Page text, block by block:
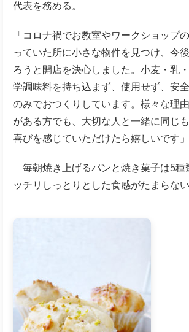
代表を務める。
「コロナ禍でお教室やワークショップ
っていた所に小さな物件を見つけ、今
ろうと開店を決心しました。小麦・乳
学調味料を持ち込まず、使用せず、安
のみでおつくりしています。様々な理
がある方でも、大切な人と一緒に同じ
喜びを感じていただけたら嬉しいです」
毎朝焼き上げるパンと焼き菓子は5種
ッチリしっとりとした食感がたまらない